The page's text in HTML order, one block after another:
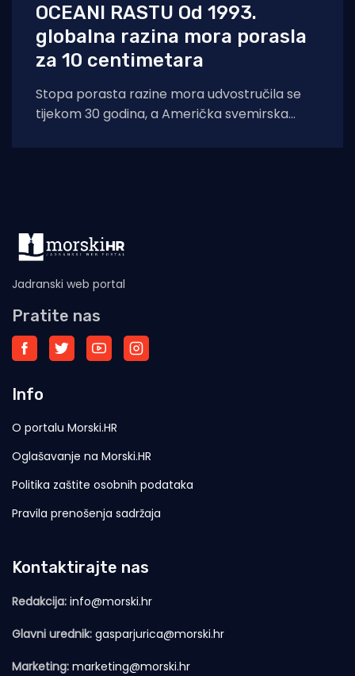
OCEANI RASTU Od 1993.
globalna razina mora porasla
za 10 centimetara
Stopa porasta razine mora udvostručila se
tijekom 30 godina, a Američka svemirska
Jadranski web portal
Pratite nas
Info
O portalu Morski.HR
Oglašavanje na Morski.HR
Politika zaštite osobnih podataka
Pravila prenošenja sadržaja
Kontaktirajte nas
Redakcija: info@morski.hr
Glavni urednik: gasparjurica@morski.hr
Marketing: marketing@morski.hr